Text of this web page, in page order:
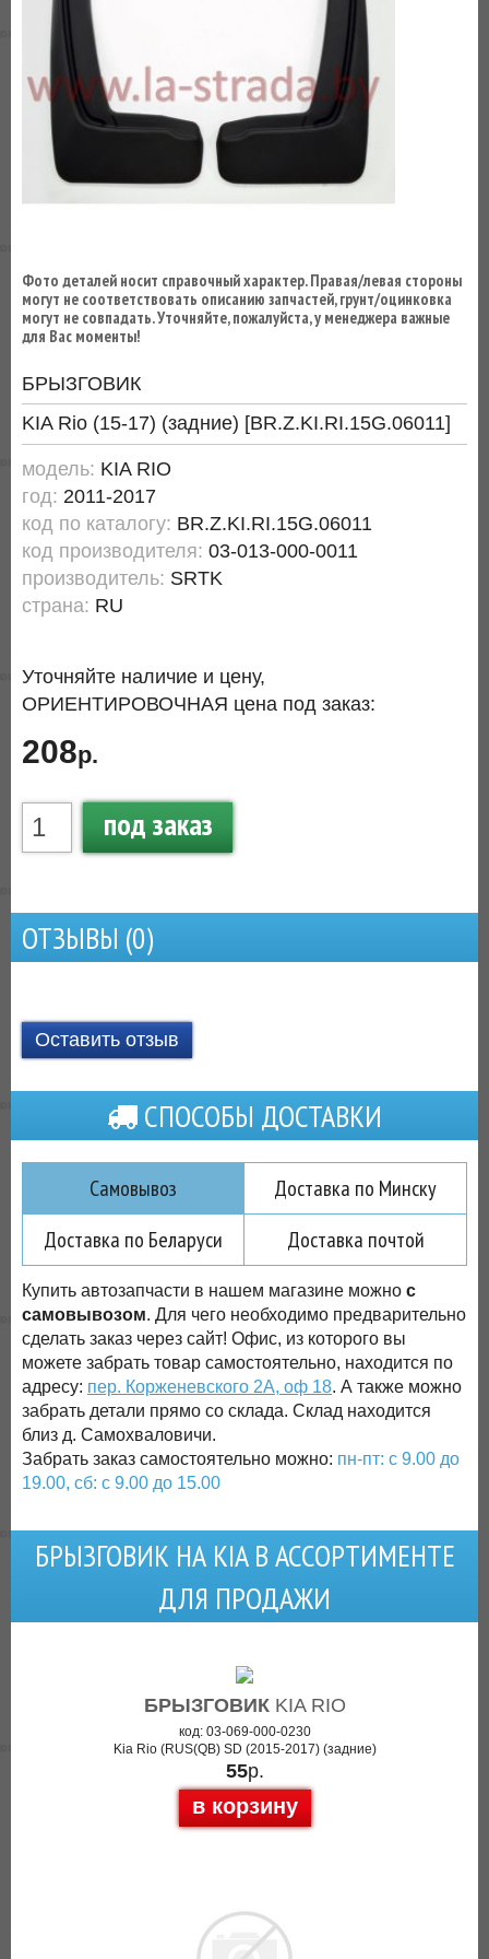
Фото деталей носит справочный характер. Правая/левая стороны
могут не соответствовать описанию запчастей, грунт/оцинковка
могут не совпадать. Уточняйте, пожалуйста, у менеджера важные
для Вас моменты!
БРЫЗГОВИК
KIA Rio (15-17) (задние) [BR.Z.KI.RI.15G.06011]
модель: KIA RIO
год: 2011-2017
код по каталогу: BR.Z.KI.RI.15G.06011
код производителя: 03-013-000-0011
производитель: SRTK
страна: RU
Уточняйте наличие и цену,
ОРИЕНТИРОВОЧНАЯ цена под заказ:
208р.
под заказ
ОТЗЫВЫ (0)
Оставить отзыв
СПОСОБЫ ДОСТАВКИ
Самовывоз
Доставка по Минску
Доставка по Беларуси
Доставка почтой
Купить автозапчасти в нашем магазине можно с
самовывозом. Для чего необходимо предварительно
сделать заказ через сайт! Офис, из которого вы
можете забрать товар самостоятельно, находится по
адресу: пер. Корженевского 2А, оф 18. А также можно
забрать детали прямо со склада. Склад находится
близ д. Самохваловичи.
Забрать заказ самостоятельно можно: пн-пт: с 9.00 до
19.00, сб: с 9.00 до 15.00
БРЫЗГОВИК НА KIA В АССОРТИМЕНТЕ
ДЛЯ ПРОДАЖИ
БРЫЗГОВИКKIA RIO
код: 03-069-000-0230
Kia Rio (RUS(QB) SD (2015-2017) (задние)
55р.
в корзину